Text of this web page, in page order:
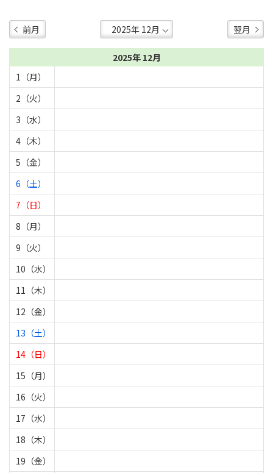
前月 翌月
2025年 12月
1（月）
2（火）
3（水）
4（木）
5（金）
6（土）
7（日）
8（月）
9（火）
10（水）
11（木）
12（金）
13（土）
14（日）
15（月）
16（火）
17（水）
18（木）
19（金）